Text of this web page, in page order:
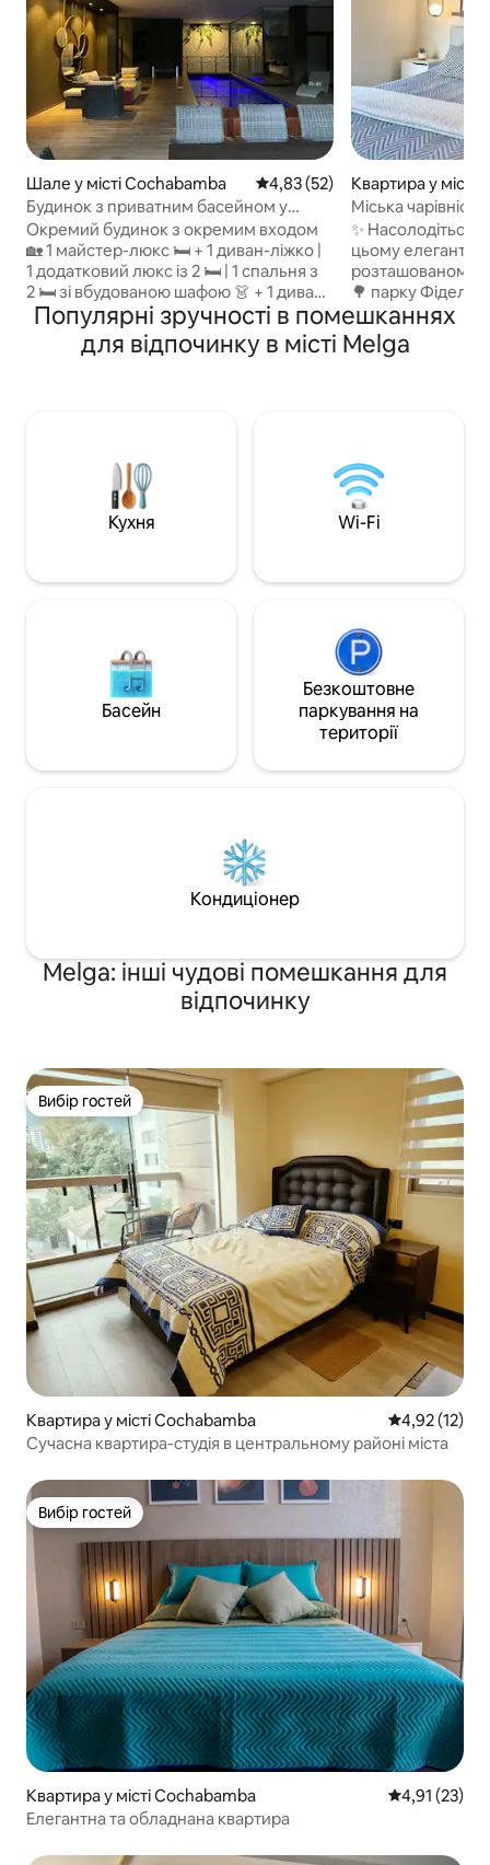
Шале у місті Cochabamba Середня оцінка: 4,83 з 5,
4,83 (52)
Будинок з приватним басейном у
Північному лісі
Окремий будинок з окремим входом
🏡 1 майстер-люкс 🛏️ + 1 диван-ліжко |
1 додатковий люкс із 2 🛏️ | 1 спальня з
2 🛏️ зі вбудованою шафою 👗 + 1 диван-
ліжко Американська кухня 🍳 | Велика
вітальня 🛋️ Пральня 🧺 | Окреме патіо
🌳 Басейн із підігрівом 🏊‍♀️ та сонячними
конфіденційністю, 3 просторими
спальнями та відкритими зонами,
призначеними для спільного
користування.
Квартира у місті
ba
Міська
Анзе
✨ Насолодіться
цьому
розташованому в
🌳 парку Фідель
Кочабамби. 🌄 Відпочиньте з
краєвидом на
міста. 📍 Поруч із Сомбреро-де-Чола
🎩,🛍️ торговими
нічними
Популярні зручності в помешканнях
для відпочинку в місті Melga
Кухня Wi-Fi
Басейн
Безкоштовне
паркування на
території
Кондиціонер
Melga: інші чудові помешкання для
відпочинку
Вибір гостей
Вибір гостей
Квартира у місті Cochabamba Середня
4,92 (12)
Сучасна квартира-студія в центральному районі міста
Вибір гостей
Вибір гостей
Квартира у місті Cochabamba Середня
4,91 (23)
Елегантна та обладнана квартира